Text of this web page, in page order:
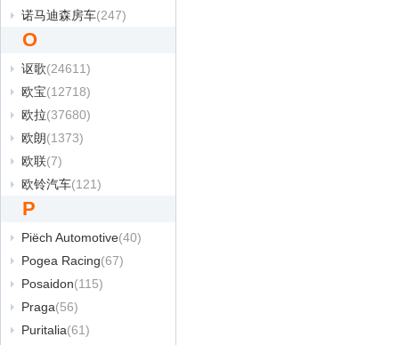
诺马迪森房车(247)
O
讴歌(24611)
欧宝(12718)
欧拉(37680)
欧朗(1373)
欧联(7)
欧铃汽车(121)
P
Piëch Automotive(40)
Pogea Racing(67)
Posaidon(115)
Praga(56)
Puritalia(61)